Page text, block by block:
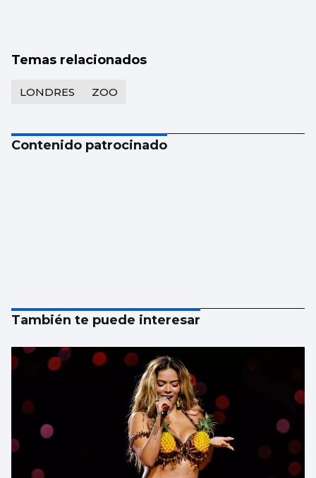
Temas relacionados
LONDRES ZOO
Contenido patrocinado
También te puede interesar